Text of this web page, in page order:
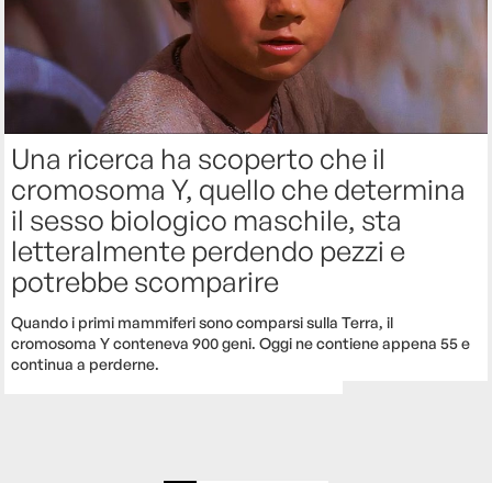
Una ricerca ha scoperto che il
cromosoma Y, quello che determina
il sesso biologico maschile, sta
letteralmente perdendo pezzi e
potrebbe scomparire
Quando i primi mammiferi sono comparsi sulla Terra, il
cromosoma Y conteneva 900 geni. Oggi ne contiene appena 55 e
continua a perderne.